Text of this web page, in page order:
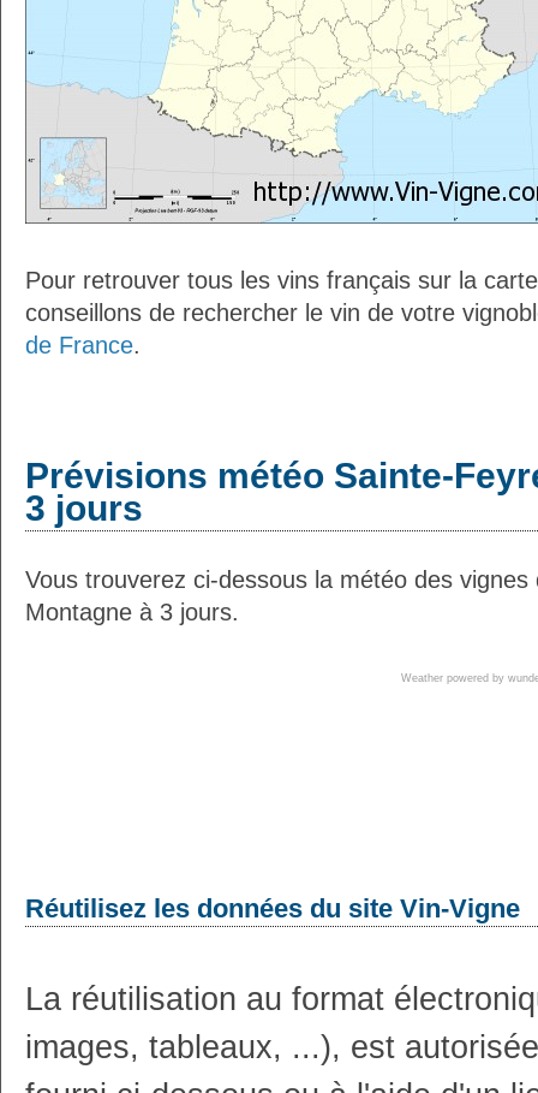
Pour retrouver tous les vins français sur la
conseillons de rechercher le vin de votre
de France.
Prévisions météo Sainte-
3 jours
Vous trouverez ci-dessous la météo des
Montagne à 3 jours.
Weather powered by
Réutilisez les données du site Vin-Vigne
La réutilisation au format
images, tableaux, ...), est